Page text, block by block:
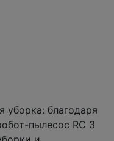
уборка: благодаря
пылесос RC 3